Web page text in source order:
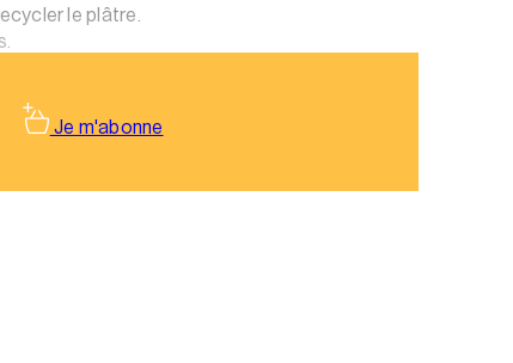
le plâtre.
Je m'abonne